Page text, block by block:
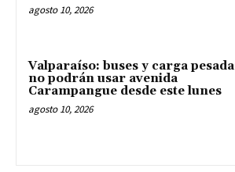
agosto 10, 2026
Valparaíso: buses y carga pesada
no podrán usar avenida
Carampangue desde este lunes
agosto 10, 2026